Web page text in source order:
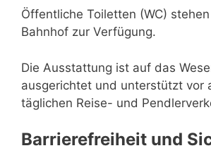
Öffentliche Toiletten (WC)
Bahnhof zur Verfügung.
Die Ausstattung ist auf das
ausgerichtet und unterstützt vor
täglichen Reise- und
Barrierefreiheit und